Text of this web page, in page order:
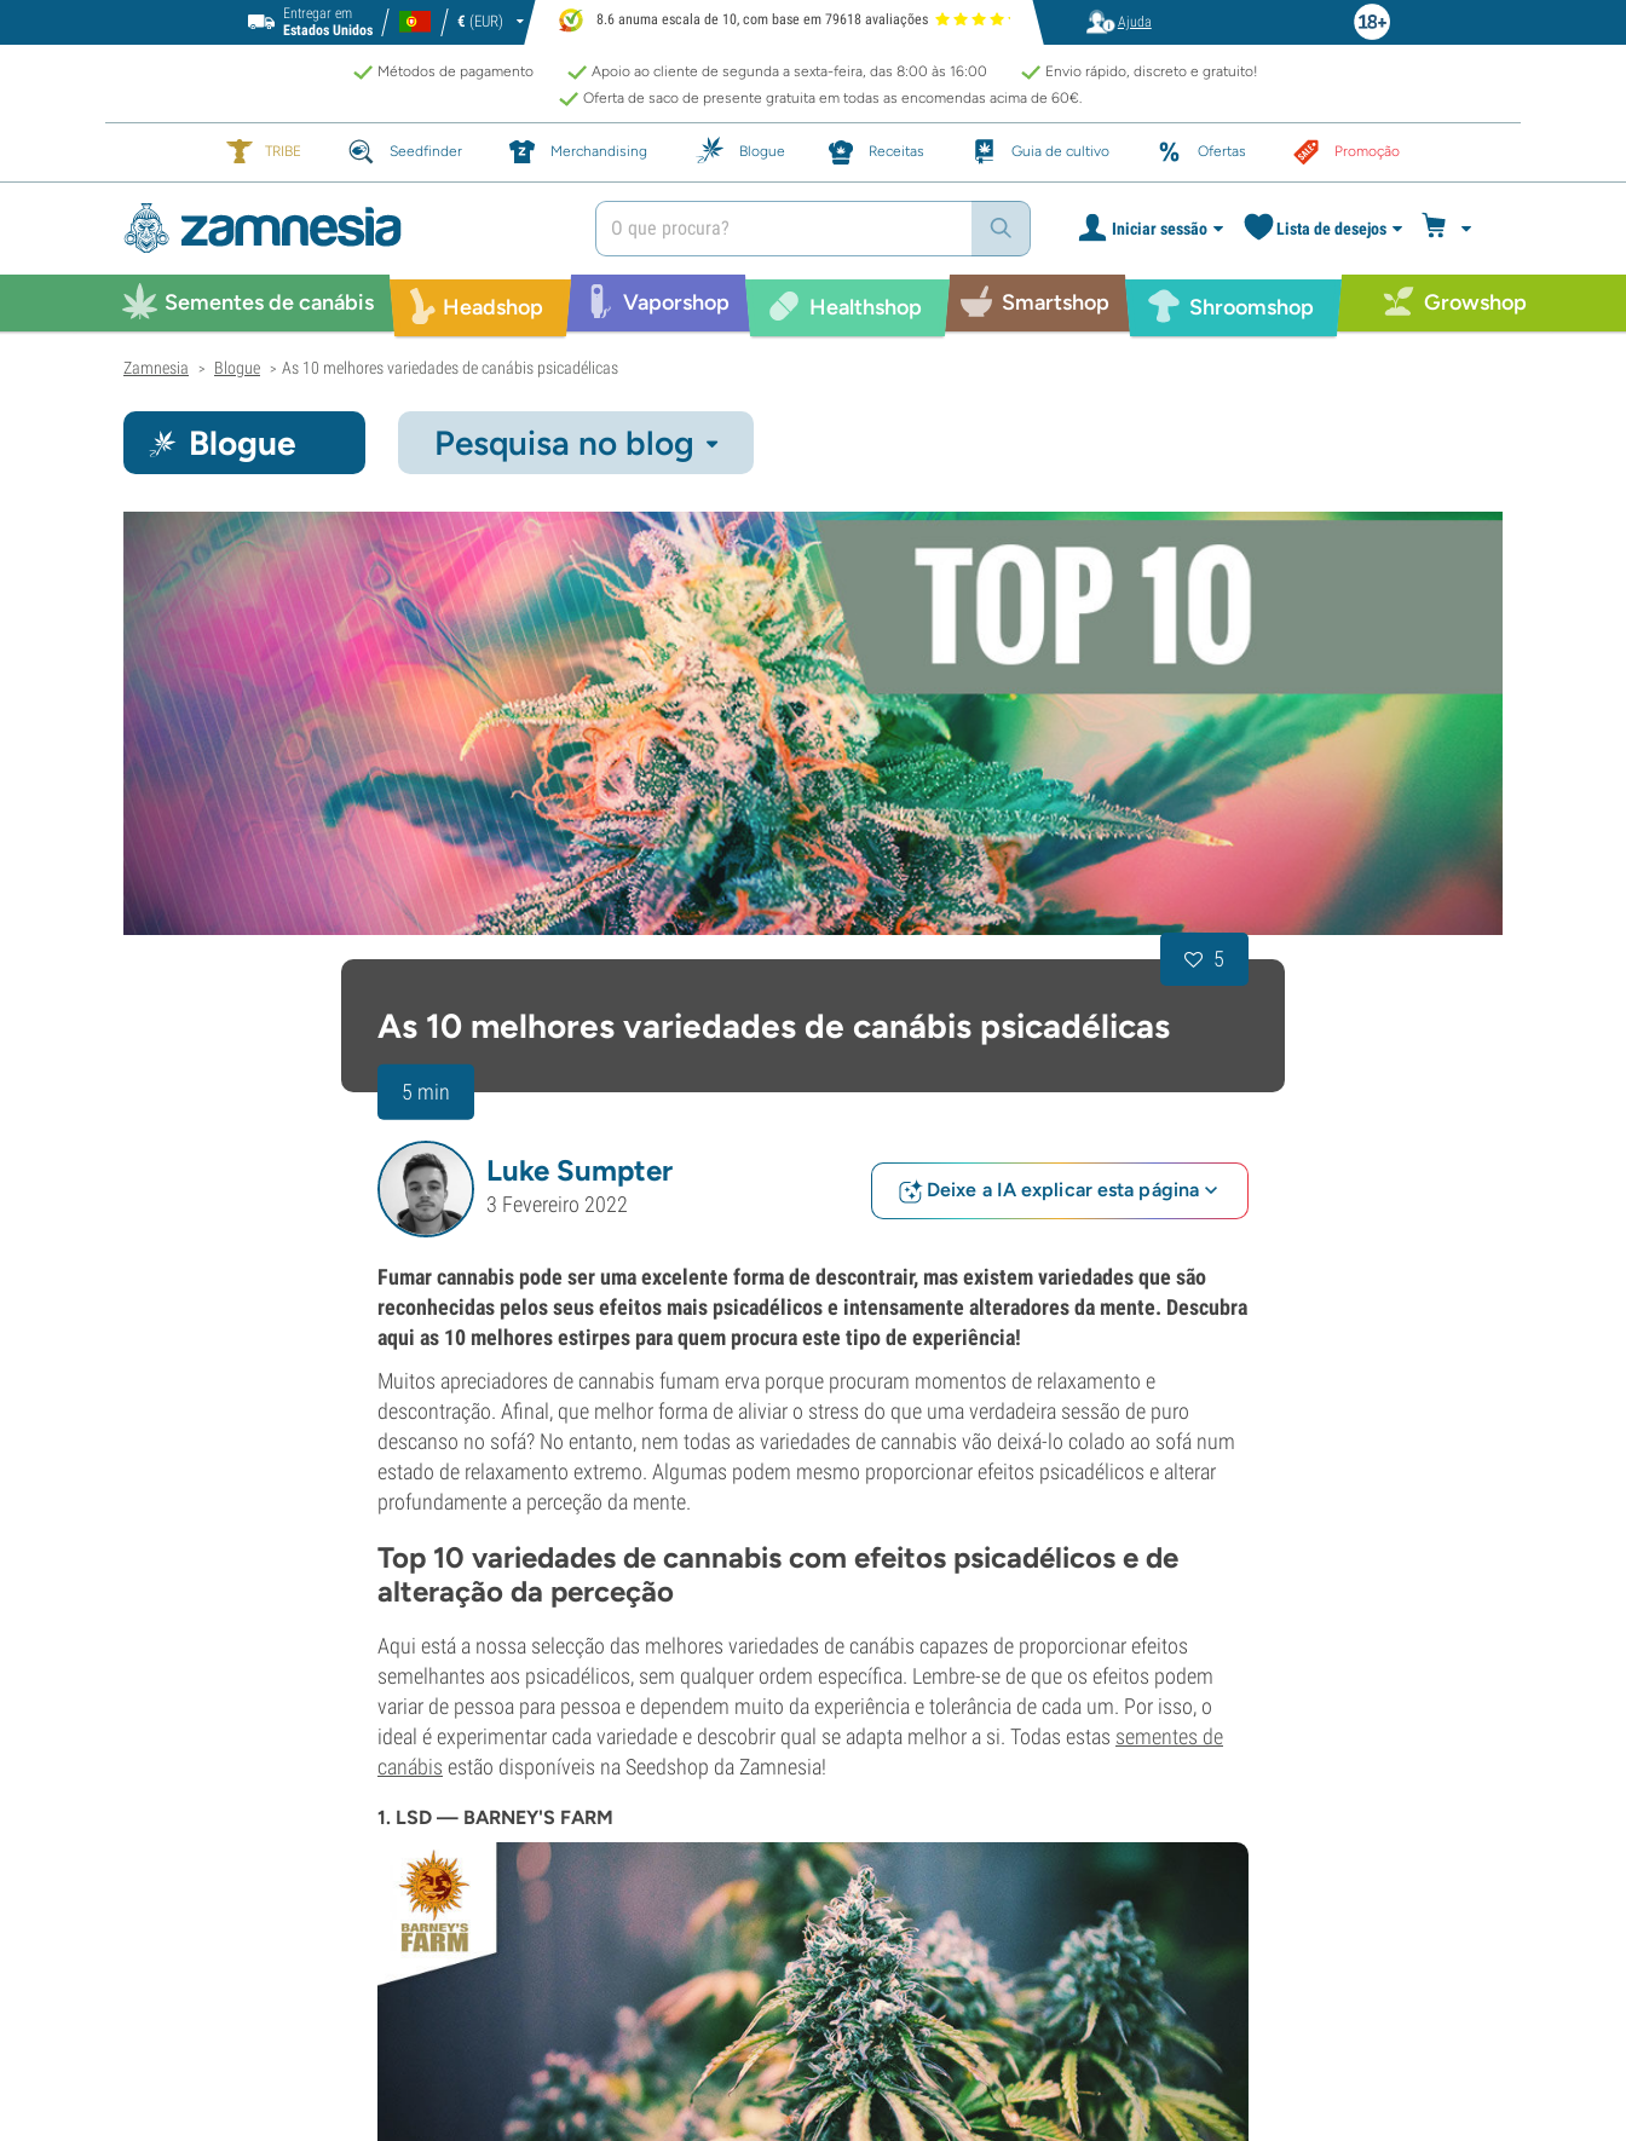
Entregar em
Estados Unidos
€ (EUR) 8.6 anuma escala de 10, com base em 79618 avaliações Ajuda
Métodos de pagamento Apoio ao cliente de segunda a sexta-feira, das 8:00 às 16:00
Envio rápido, discreto e gratuito!
Oferta de saco de presente gratuita em todas as encomendas acima de 60€.
TRIBE Seedfinder Merchandising Blogue Receitas Guia de cultivo Ofertas Promoção
Iniciar sessão Lista de desejos
Sementes de canábis Headshop Vaporshop Healthshop Smartshop Shroomshop Growshop
Zamnesia > Blogue > As 10 melhores variedades de canábis psicadélicas
Blogue Pesquisa no blog
As 10 melhores variedades de canábis psicadélicas
5 min
5
Luke Sumpter
3 Fevereiro 2022
Deixe a IA explicar esta página
Fumar cannabis pode ser uma excelente forma de descontrair, mas existem variedades que são
reconhecidas pelos seus efeitos mais psicadélicos e intensamente alteradores da mente. Descubra
aqui as 10 melhores estirpes para quem procura este tipo de experiência!
Muitos apreciadores de cannabis fumam erva porque procuram momentos de relaxamento e
descontração. Afinal, que melhor forma de aliviar o stress do que uma verdadeira sessão de puro
descanso no sofá? No entanto, nem todas as variedades de cannabis vão deixá-lo colado ao sofá num
estado de relaxamento extremo. Algumas podem mesmo proporcionar efeitos psicadélicos e alterar
profundamente a perceção da mente.
Top 10 variedades de cannabis com efeitos psicadélicos e de
alteração da perceção
Aqui está a nossa selecção das melhores variedades de canábis capazes de proporcionar efeitos
semelhantes aos psicadélicos, sem qualquer ordem específica. Lembre-se de que os efeitos podem
variar de pessoa para pessoa e dependem muito da experiência e tolerância de cada um. Por isso, o
ideal é experimentar cada variedade e descobrir qual se adapta melhor a si. Todas estas sementes de
canábis estão disponíveis na Seedshop da Zamnesia!
1. LSD — BARNEY'S FARM